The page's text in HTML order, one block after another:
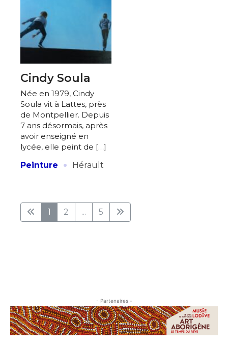
Cindy Soula
Née en 1979, Cindy
Soula vit à Lattes, près
de Montpellier. Depuis
7 ans désormais, après
avoir enseigné en
lycée, elle peint de […]
Peinture
· Hérault
1 2 ... 5
- Partenaires -